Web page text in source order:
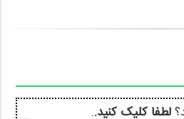
لطفا کلیک کنید..